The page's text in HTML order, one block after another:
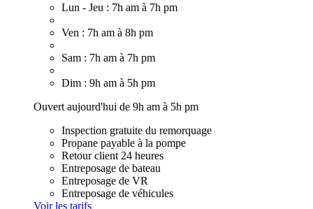
Lun - Jeu : 7h am à 7h pm
Ven : 7h am à 8h pm
Sam : 7h am à 7h pm
Dim : 9h am à 5h pm
Ouvert aujourd'hui de 9h am à 5h pm
Inspection gratuite du remorquage
Propane payable à la pompe
Retour client 24 heures
Entreposage de bateau
Entreposage de VR
Entreposage de véhicules
Voir les tarifs